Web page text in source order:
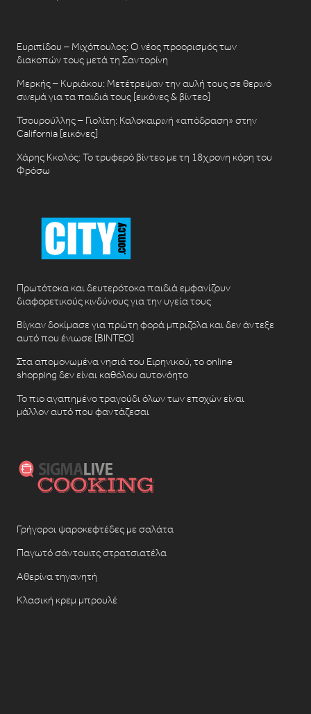
Ευριπίδου – Μιχόπουλος: Ο νέος προορισμός των
διακοπών τους μετά τη Σαντορίνη
Μερκής – Κυριάκου: Μετέτρεψαν την αυλή τους σε θερινό
σινεμά για τα παιδιά τους [εικόνες & βίντεο]
Τσουρούλλης – Γιολίτη: Καλοκαιρινή «απόδραση» στην
California [εικόνες]
Χάρης Κκολός: Το τρυφερό βίντεο με τη 18χρονη κόρη του
Φρόσω
Πρωτότοκα και δευτερότοκα παιδιά εμφανίζουν
διαφορετικούς κινδύνους για την υγεία τους
Βίγκαν δοκίμασε για πρώτη φορά μπριζόλα και δεν άντεξε
αυτό που ένιωσε [ΒΙΝΤΕΟ]
Στα απομονωμένα νησιά του Ειρηνικού, το online
shopping δεν είναι καθόλου αυτονόητο
Το πιο αγαπημένο τραγούδι όλων των εποχών είναι
μάλλον αυτό που φαντάζεσαι
Γρήγοροι ψαροκεφτέδες με σαλάτα
Παγωτό σάντουιτς στρατσιατέλα
Αθερίνα τηγανητή
Κλασική κρεμ μπρουλέ